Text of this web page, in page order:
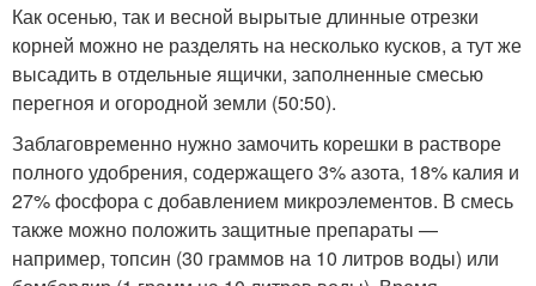
Как осенью, так и весной вырытые длинные отрезки
корней можно не разделять на несколько кусков, а тут же
высадить в отдельные ящички, заполненные смесью
перегноя и огородной земли (50:50).
Заблаговременно нужно замочить корешки в растворе
полного удобрения, содержащего 3% азота, 18% калия и
27% фосфора с добавлением микроэлементов. В смесь
также можно положить защитные препараты —
например, топсин (30 граммов на 10 литров воды) или